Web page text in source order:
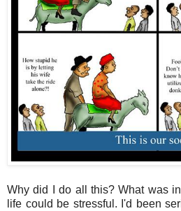
Why did I do all this? What was
life could be stressful. I'd been